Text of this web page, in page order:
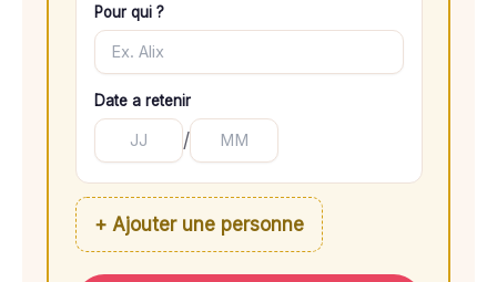
Pour qui ?
Date a retenir
/
+ Ajouter une personne